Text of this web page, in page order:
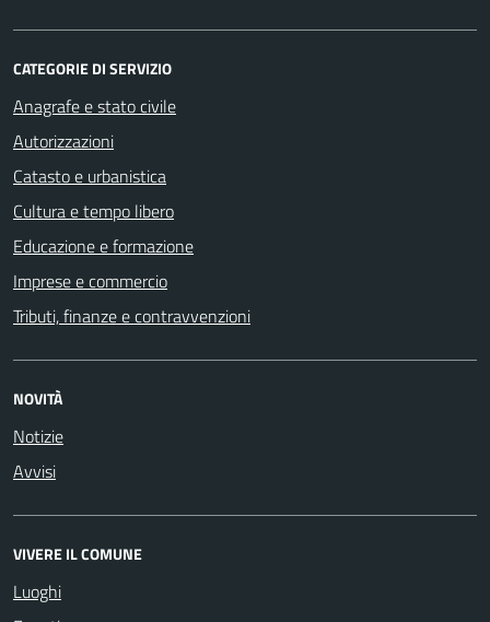
CATEGORIE DI SERVIZIO
Anagrafe e stato civile
Autorizzazioni
Catasto e urbanistica
Cultura e tempo libero
Educazione e formazione
Imprese e commercio
Tributi, finanze e contravvenzioni
NOVITÀ
Notizie
Avvisi
VIVERE IL COMUNE
Luoghi